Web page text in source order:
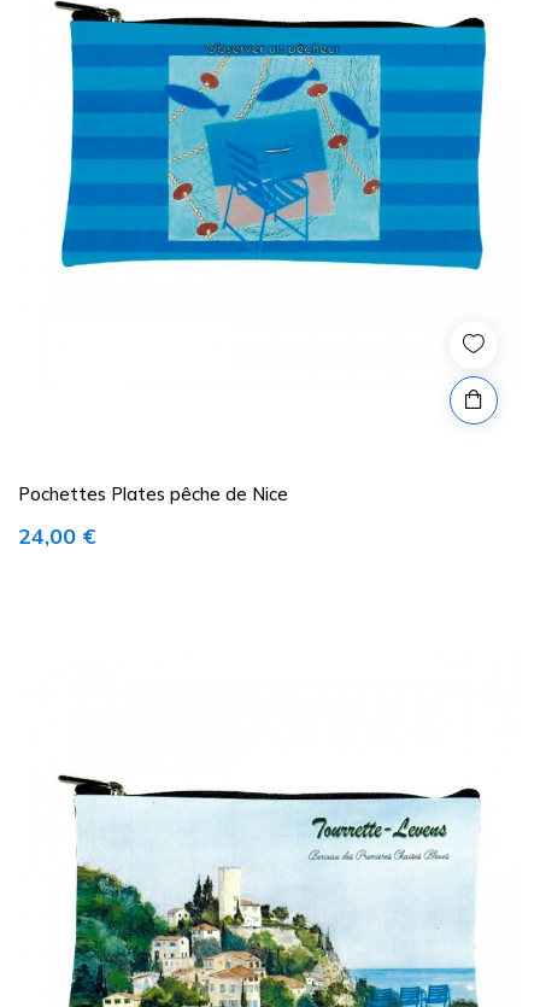
Pochettes Plates pêche de Nice
Prix
24,00 €